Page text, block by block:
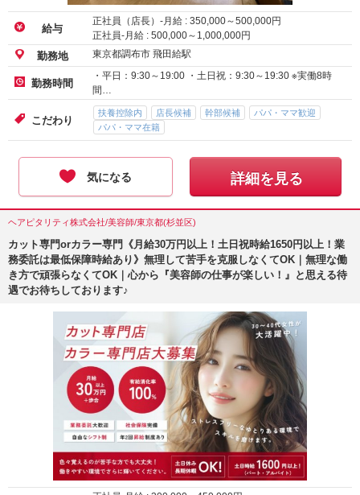
給与
正社員（店長）-月給 : 350,000～500,000円
正社員-月給 : 500,000～ 1,000,000円
勤務地 東京都調布市 飛田給駅
勤務時間
・平日：9:30～19:00 ・土日祝：9:30～19:30 ※実働8時
間…
こだわり
扶養控除内 店長候補 幹部候補
パパ・ママ歓迎
パパ・ママ在籍
気になる 詳細を見る
ヘアピタリティ株式会社/美容師/東京都(杉並区)
カット専門orカラー専門《月給30万円以上！土日祝時給1650円以上！業
務委託は最低保障時給あり》無理して苦手を克服しなくてOK｜無理な働
き方で頑張らなくてOK｜心から『美容師の仕事が楽しい！』と思える待
遇でお待ちしております♪